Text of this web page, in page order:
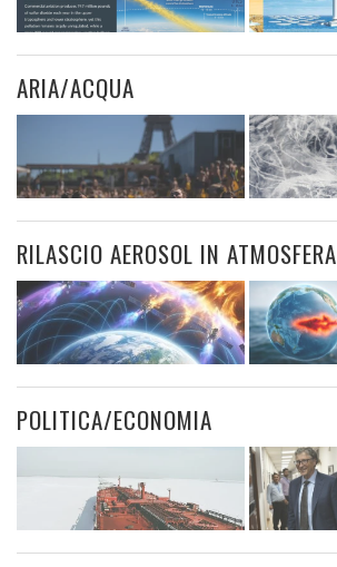
ARIA/ACQUA
RILASCIO AEROSOL IN ATMOSFERA
POLITICA/ECONOMIA